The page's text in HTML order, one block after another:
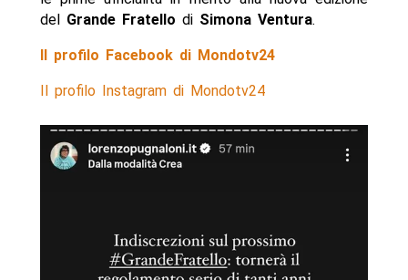
del Grande Fratello di Simona Ventura.
Il profilo Facebook di Mondotv24
Il profilo Instagram di Mondotv24